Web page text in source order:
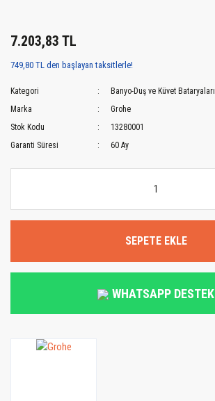
7.203,83 TL
749,80 TL den başlayan taksitlerle!
Kategori Banyo-Duş ve Küvet Bataryaları
Marka
Grohe
Stok Kodu
13280001
Garanti Süresi
60 Ay
SEPETE EKLE
WHATSAPP DESTEK